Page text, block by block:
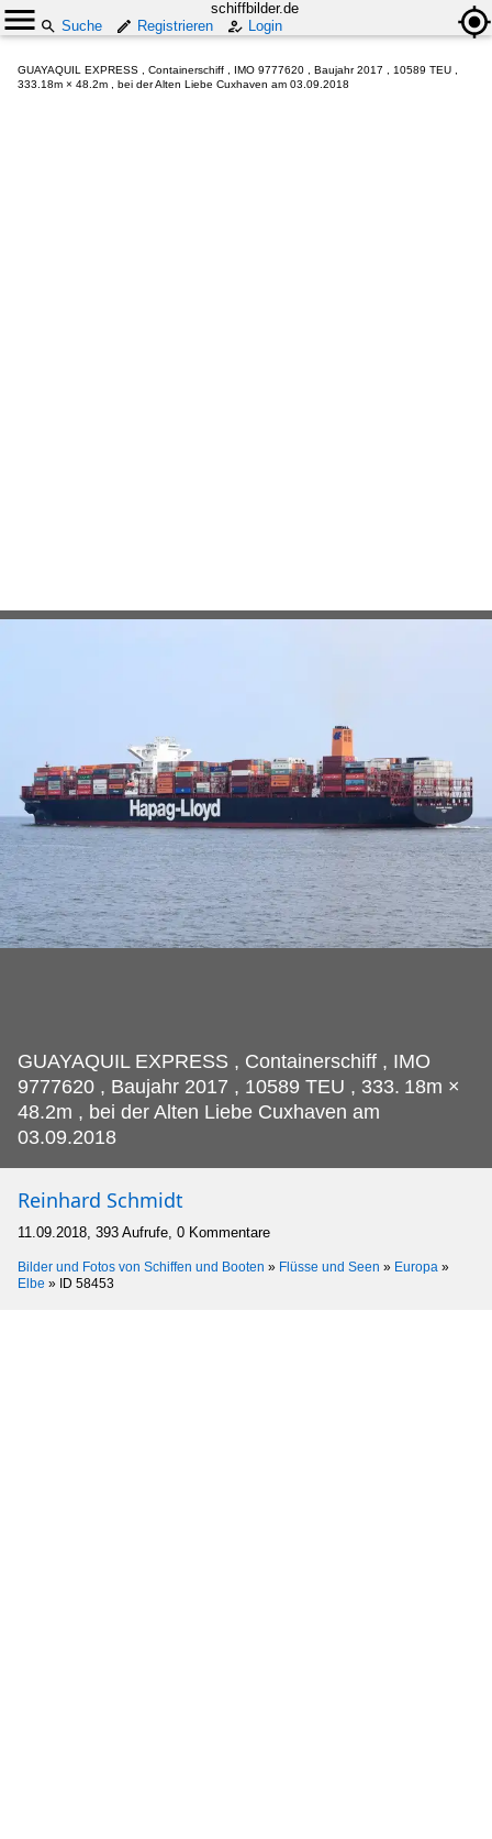
schiffbilder.de
Suche
Registrieren Login
GUAYAQUIL EXPRESS , Containerschiff , IMO 9777620 , Baujahr 2017 , 10589 TEU ,
333.18m × 48.2m , bei der Alten Liebe Cuxhaven am 03.09.2018
GUAYAQUIL EXPRESS , Containerschiff , IMO
9777620 , Baujahr 2017 , 10589 TEU , 333. 18m ×
48.2m , bei der Alten Liebe Cuxhaven am
03.09.2018
Reinhard Schmidt
11.09.2018, 393 Aufrufe, 0 Kommentare
Bilder und Fotos von Schiffen und Booten » Flüsse und Seen » Europa »
Elbe » ID 58453